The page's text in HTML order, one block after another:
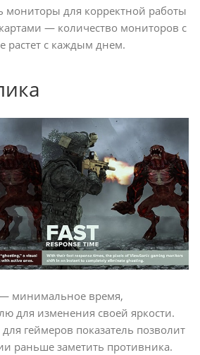
мониторы для корректной работы
— количество мониторов с
растет с каждым днем.
минимальное время,
для изменения своей яркости.
геймеров показатель позволит
раньше заметить противника.